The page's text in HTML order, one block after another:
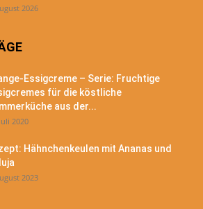
2026
Essigcreme – Serie: Fruchtige
für die köstliche
aus der...
2020
Hähnchenkeulen mit Ananas und
2023